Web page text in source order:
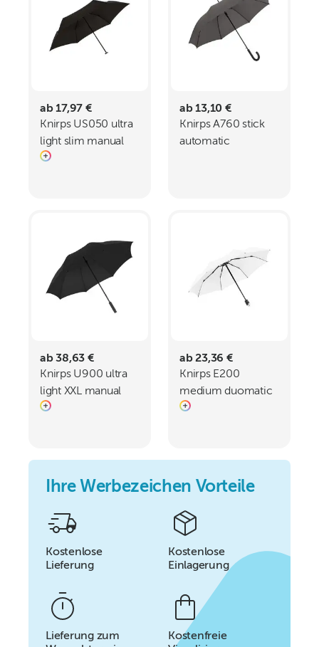
ab 17,97 €
Knirps US050 ultra
light slim manual
ab 13,10 €
Knirps A760 stick
automatic
ab 38,63 €
Knirps U900 ultra
light XXL manual
ab 23,36 €
Knirps E200
medium duomatic
Ihre Werbezeichen Vorteile
Kostenlose
Lieferung
Kostenlose
Einlagerung
Lieferung zum
Kostenfreie